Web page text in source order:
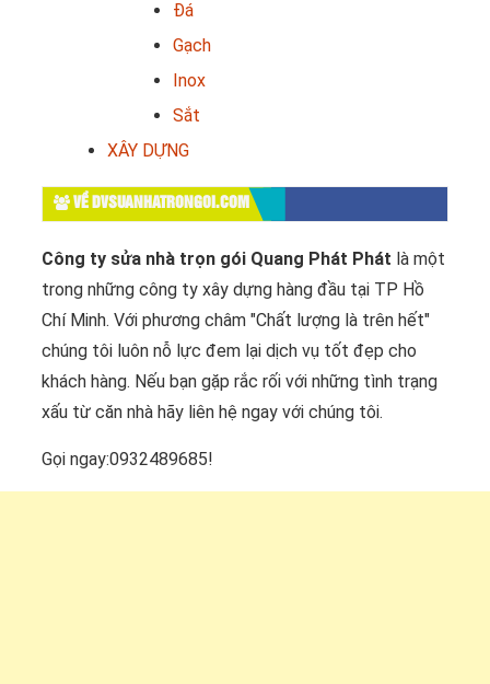
Đá
Gạch
Inox
Sắt
XÂY DỰNG
VỀ DVSUANHATRONGOI.COM
Công ty sửa nhà trọn gói Quang Phát Phát là một
trong những công ty xây dựng hàng đầu tại TP Hồ
Chí Minh. Với phương châm "Chất lượng là trên hết"
chúng tôi luôn nỗ lực đem lại dịch vụ tốt đẹp cho
khách hàng. Nếu bạn gặp rắc rối với những tình trạng
xấu từ căn nhà hãy liên hệ ngay với chúng tôi.
Gọi ngay:0932489685!